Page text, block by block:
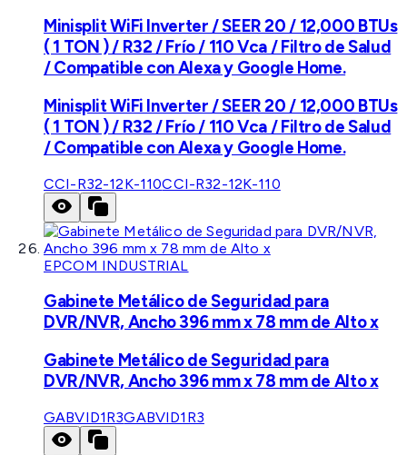
Minisplit WiFi Inverter / SEER 20 / 12,000 BTUs
( 1 TON ) / R32 / Frío / 110 Vca / Filtro de Salud
/ Compatible con Alexa y Google Home.
Minisplit WiFi Inverter / SEER 20 / 12,000 BTUs
( 1 TON ) / R32 / Frío / 110 Vca / Filtro de Salud
/ Compatible con Alexa y Google Home.
CCI-R32-12K-110CCI-R32-12K-110
EPCOM INDUSTRIAL
Gabinete Metálico de Seguridad para
DVR/NVR, Ancho 396 mm x 78 mm de Alto x
Gabinete Metálico de Seguridad para
DVR/NVR, Ancho 396 mm x 78 mm de Alto x
GABVID1R3GABVID1R3